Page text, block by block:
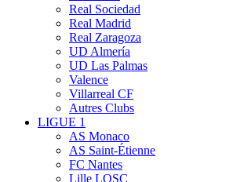
Real Sociedad
Real Madrid
Real Zaragoza
UD Almería
UD Las Palmas
Valence
Villarreal CF
Autres Clubs
LIGUE 1
AS Monaco
AS Saint-Étienne
FC Nantes
Lille LOSC